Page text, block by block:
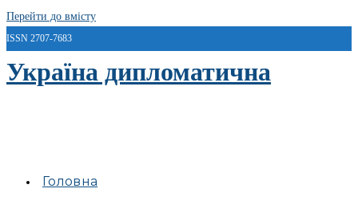
Перейти до вмісту
ISSN 2707-7683
Україна дипломатична
Головна